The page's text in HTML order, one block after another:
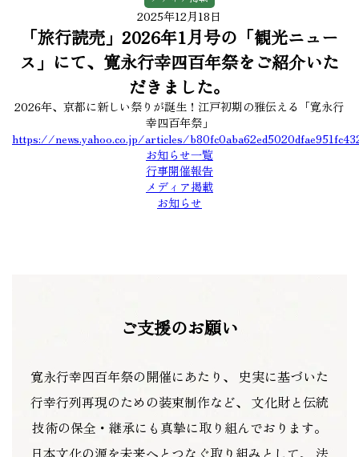
2025年12月18日
「旅行読売」2026年1月号の「観光ニュー
ス」にて、寛永行幸四百年祭をご紹介いた
だきました。
2026年、京都に新しい祭りが誕生！江戸初期の雅伝える「寛永行
幸四百年祭」
https://news.yahoo.co.jp/articles/
お知らせ一覧
行事開催報告
メディア掲載
お知らせ
ご支援のお願い
寛永行幸四百年祭の開催にあたり、
史実に基づいた
行幸行列再現のための装束制作など、 文化財と伝統
技術の保全・継承にも真摯に取り組んでおります。